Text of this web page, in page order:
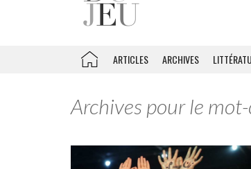
ARTICLES ARCHIVES
Archives pour le mot-